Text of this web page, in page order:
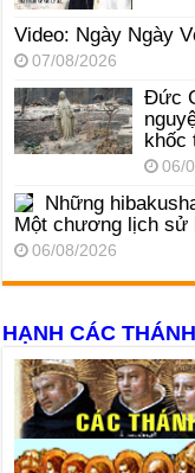
Video: Ngày Ngày
07/08/2026
Đức
khốc
06/
Những
Một chương lịch sử
06/08/2026
HẠNH CÁC THÁNH